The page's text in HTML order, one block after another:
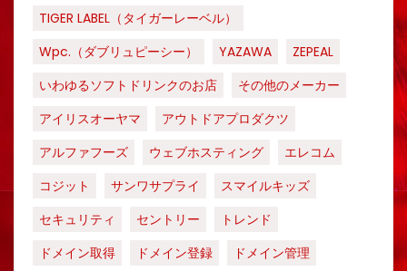
TIGER LABEL（タイガーレーベル）
Wpc.（ダブリュピーシー）
YAZAWA
ZEPEAL
いわゆるソフトドリンクのお店
その他のメーカー
アイリスオーヤマ
アウトドアプロダクツ
アルファフーズ
ウェブホスティング
エレコム
コジット
サンワサプライ
スマイルキッズ
セキュリティ
セントリー
トレンド
ドメイン取得
ドメイン登録
ドメイン管理